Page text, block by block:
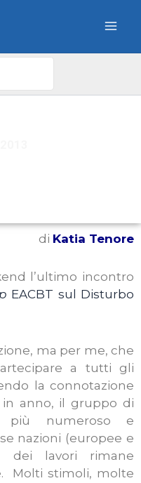
di Katia Tenore
l’ultimo incontro
EACBT sul Disturbo
ma per me, che
a tutti gli
la connotazione
anno, il gruppo di
più numeroso e
nazioni (europee e
dei lavori rimane
Molti stimoli, molte